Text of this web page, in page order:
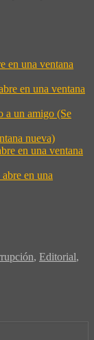
en una ventana
en una ventana
a un amigo (Se
nueva)
en una ventana
en una
, Editorial,